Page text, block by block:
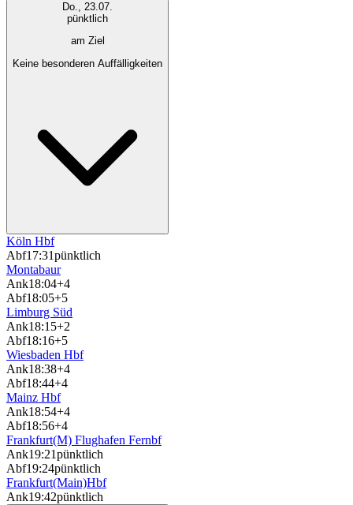
Do., 23.07.
pünktlich
am Ziel
Keine besonderen Auffälligkeiten
Köln Hbf
Abf17:31pünktlich
Montabaur
Ank18:04+4
Abf18:05+5
Limburg Süd
Ank18:15+2
Abf18:16+5
Wiesbaden Hbf
Ank18:38+4
Abf18:44+4
Mainz Hbf
Ank18:54+4
Abf18:56+4
Frankfurt(M) Flughafen Fernbf
Ank19:21pünktlich
Abf19:24pünktlich
Frankfurt(Main)Hbf
Ank19:42pünktlich